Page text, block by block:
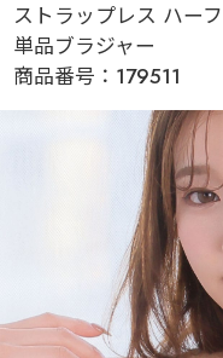
ストラップレス ハー
単品ブラジャー
商品番号： 179511